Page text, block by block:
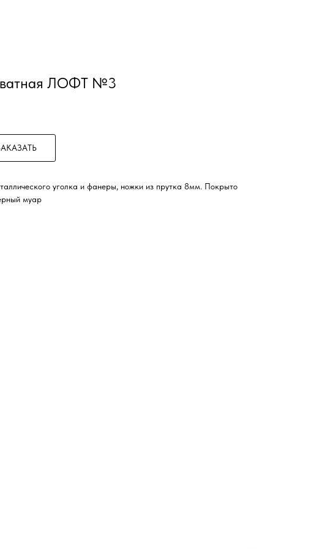
ЛОФТ №3
уголка и фанеры, ножки из прутка 8мм. Покрыто
муар